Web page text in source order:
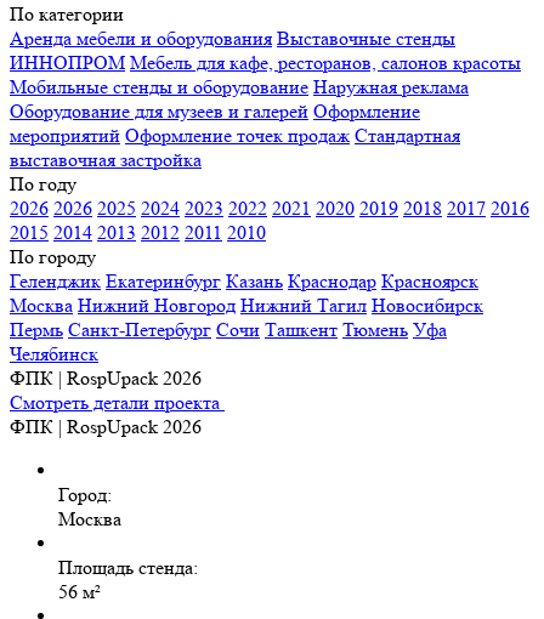
По категории
Аренда мебели и оборудования Выставочные стенды
ИННОПРОМ Мебель для кафе, ресторанов, салонов красоты
Мобильные стенды и оборудование Наружная реклама
Оборудование для музеев и галерей Оформление
мероприятий Оформление точек продаж Стандартная
выставочная застройка
По году
2026 2026 2025 2024 2023 2022 2021 2020 2019 2018 2017 2016
2015 2014 2013 2012 2011 2010
По городу
Геленджик Екатеринбург Казань Краснодар Красноярск
Москва Нижний Новгород Нижний Тагил Новосибирск
Пермь Санкт-Петербург Сочи Ташкент Тюмень Уфа
Челябинск
ФПК | RospUpack 2026
Смотреть детали проекта
ФПК | RospUpack 2026
Город:
Москва
Площадь стенда:
56 м²